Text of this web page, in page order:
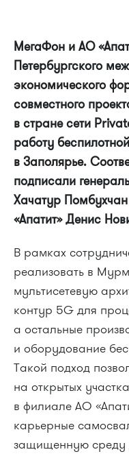
МегаФон и АО
Петербургского
экономического
совместного
в стране сети
работу
в Заполярье.
подписали
Хачатур
«Апатит» Денис
В рамках
реализовать в
мультисетевую
контур 5G для
а остальные
и оборудование
Такой подход
на открытых
в филиале АО
карьерные
защищенную среду